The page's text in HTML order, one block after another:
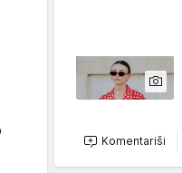
Komentariši